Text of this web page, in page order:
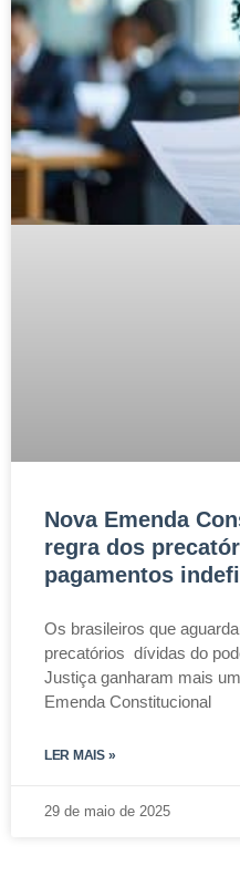
Nova Emenda
regra dos
pagamentos
Os brasileiros que
precatórios dívidas do
Justiça ganharam mais
Emenda Constitucional
LER MAIS »
29 de maio de 2025